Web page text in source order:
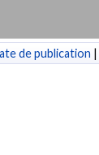
de publication |